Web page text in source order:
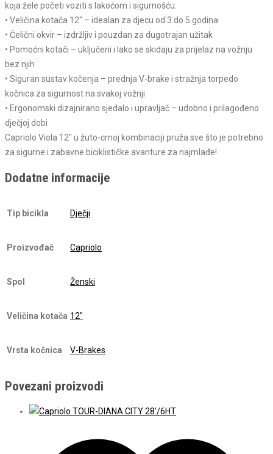
koja žele početi voziti s lakoćom i sigurnošću.
• Veličina kotača 12″ – idealan za djecu od 3 do 5 godina
• Čelični okvir – izdržljiv i pouzdan za dugotrajan užitak
• Pomoćni kotači – uključeni i lako se skidaju za prijelaz na vožnju
bez njih
• Siguran sustav kočenja – prednja V-brake i stražnja torpedo
kočnica za sigurnost na svakoj vožnji
• Ergonomski dizajnirano sjedalo i upravljač – udobno i prilagođeno
dječjoj dobi
Capriolo Viola 12″ u žuto-crnoj kombinaciji pruža sve što je potrebno
za sigurne i zabavne biciklističke avanture za najmlađe!
Dodatne informacije
Tip bicikla Dječji
Proizvođač Capriolo
Spol Ženski
Veličina kotača 12"
Vrsta kočnica V-Brakes
Povezani proizvodi